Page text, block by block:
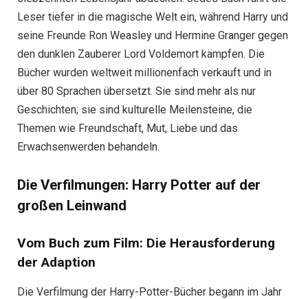
Leser tiefer in die magische Welt ein, während Harry und
seine Freunde Ron Weasley und Hermine Granger gegen
den dunklen Zauberer Lord Voldemort kämpfen. Die
Bücher wurden weltweit millionenfach verkauft und in
über 80 Sprachen übersetzt. Sie sind mehr als nur
Geschichten; sie sind kulturelle Meilensteine, die
Themen wie Freundschaft, Mut, Liebe und das
Erwachsenwerden behandeln.
Die Verfilmungen: Harry Potter auf der
großen Leinwand
Vom Buch zum Film: Die Herausforderung
der Adaption
Die Verfilmung der Harry-Potter-Bücher begann im Jahr